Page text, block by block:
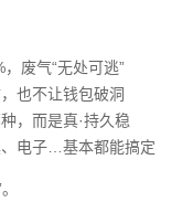
废气“无处可逃”
也不让钱包破洞
，而是真·持久稳
电子…基本都能搞定